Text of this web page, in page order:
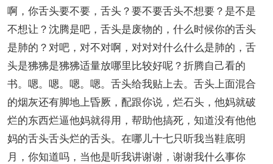
啊，你舌头要不要，舌头？要不要舌头不想要？是不是
不想让？沈腾是吧，舌头是废物的，什么时候你的舌头
是肺的？对吧，对不对啊，对对对什么什么是肺的，舌
头是狒狒是狒狒适量放哪里比较好呢？折腾自己看的
书。嗯。嗯。嗯。嗯。舌头给我贴上去。舌头上面混合
的烟灰还有脚地上昏厥，配跟你说，烂石头，他妈就破
烂的东西烂逼他妈就得用，帮助他搞死，知道没有他他
妈的舌头舌头烂的舌头。在哪儿十七只听我当鞋底明
月，你知道吗，当他是听我讲谢谢，谢谢我什么事你